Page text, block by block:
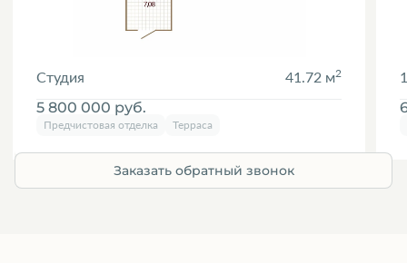
Студия 41.72 м2
5 800 000 руб.
Предчистовая отделка Терраса
Заказать обратный звонок